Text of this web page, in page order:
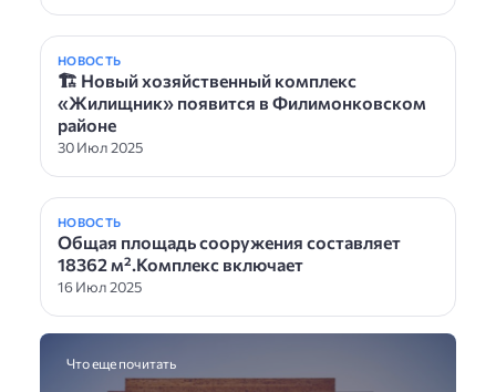
НОВОСТЬ
🏗 Новый хозяйственный комплекс
«Жилищник» появится в Филимонковском
районе
30 Июл 2025
НОВОСТЬ
Общая площадь сооружения составляет
18362 м².Комплекс включает
16 Июл 2025
Что еще почитать